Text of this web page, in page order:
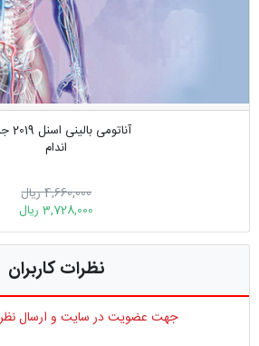
آناتومی بالینی اسنل 2019 جلد 2
اندام
4,660,000 ریال
3,728,000 ریال
نظرات کاربران
جهت عضویت در سایت و ارسال نظر